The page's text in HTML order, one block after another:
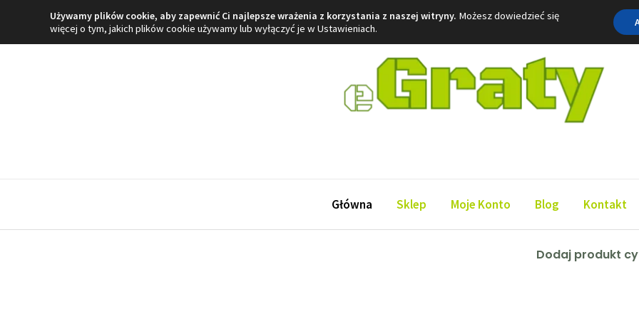
Główna Sklep Moje Konto Blog Kontakt
Dodaj produkt
Używamy plików cookie, aby zapewnić Ci najlepsze wrażenia z korzystania z naszej witryny. Możesz dowiedzieć się
więcej o tym, jakich plików cookie używamy lub wyłączyć je w Ustawieniach.